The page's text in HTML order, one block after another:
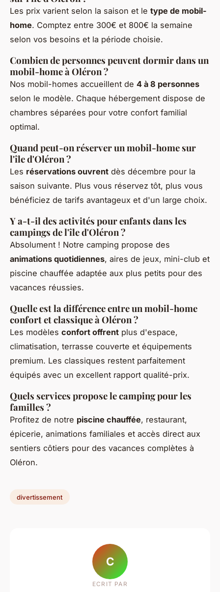
Les prix varient selon la saison et le type de mobil-
home. Comptez entre 300€ et 800€ la semaine
selon vos besoins et la période choisie.
Combien de personnes peuvent dormir dans un
mobil-home à Oléron ?
Nos mobil-homes accueillent de 4 à 8 personnes
selon le modèle. Chaque hébergement dispose de
chambres séparées pour votre confort familial
optimal.
Quand peut-on réserver un mobil-home sur
l'île d'Oléron ?
Les réservations ouvrent dès décembre pour la
saison suivante. Plus vous réservez tôt, plus vous
bénéficiez de tarifs avantageux et d'un large choix.
Y a-t-il des activités pour enfants dans les
campings de l'île d'Oléron ?
Absolument ! Notre camping propose des
animations quotidiennes, aires de jeux, mini-club et
piscine chauffée adaptée aux plus petits pour des
vacances réussies.
Quelle est la différence entre un mobil-home
confort et classique à Oléron ?
Les modèles confort offrent plus d'espace,
climatisation, terrasse couverte et équipements
premium. Les classiques restent parfaitement
équipés avec un excellent rapport qualité-prix.
Quels services propose le camping pour les
familles ?
Profitez de notre piscine chauffée, restaurant,
épicerie, animations familiales et accès direct aux
sentiers côtiers pour des vacances complètes à
Oléron.
divertissement
C
ECRIT PAR